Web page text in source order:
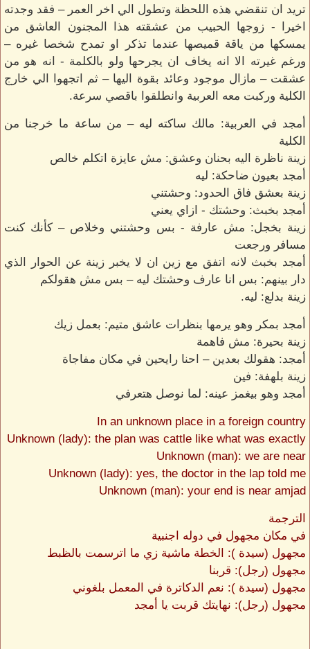
تريد ان تنقضي هذه اللحظة وتطول الي اخر العمر – فقد وجدته
اخيرا - زوجها الحبيب من عشقته هذا المجنون العاشق من
يمسكها من ياقة قميصها عندما تذكر او تمدح شخصا غيره –
ورغم غيرته الا انه يخاف ان يجرحها ولو بالكلمة - انه هو من
عشقت – مازال موجود وعائد بقوة اليها – ثم اتجهوا الي خارج
الكلية وركبت معه العربية وانطلقوا باقصي سرعة.
أمجد في العربية: مالك ساكته ليه – من ساعة ما خرجنا من
الكلية
زينة ناظرة اليه بحنان وعشق: مش عايزة اتكلم خالص
أمجد بعيون ضاحكة: ليه
زينة بعشق فاق الحدود: وحشتني
أمجد بخبث: وحشتك - ازاي يعني
زينة بخجل: مش عارفة - بس وحشتني وخلاص – كأنك كنت
مسافر ورجعت
أمجد بخبث لانه اتفق مع زين ان لا يخبر زينة عن الحوار الذي
دار بينهم: بس انا عارف وحشتك ليه – بس مش هقولكم
زينة بدلع: ليه.
أمجد بمكر وهو يرمها بنظرات عاشق متيم: بعمل زيك
زينة بحيرة: مش فاهمة
أمجد: هقولك بعدين – احنا رايحين في مكان مفاجاة
زينة بلهفة: فين
أمجد وهو بيغمز عينه: لما نوصل هتعرفي
In an unknown place in a foreign country
Unknown (lady): the plan was cattle like what was exactly
Unknown (man): we are near
Unknown (lady): yes, the doctor in the lap told me
Unknown (man): your end is near amjad
الترجمة
في مكان مجهول في دوله اجنبية
مجهول (سيدة ): الخطة ماشية زي ما اترسمت بالظبط
مجهول (رجل): قربنا
مجهول (سيدة ): نعم الدكاترة في المعمل بلغوني
مجهول (رجل): نهايتك قربت يا أمجد